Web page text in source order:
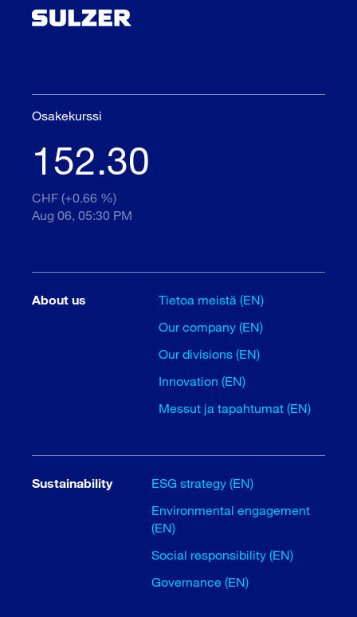
Osakekurssi
152.30
CHF (+0.66 %)
Aug 06, 05:30 PM
About us
Tietoa meistä (EN)
Our company (EN)
Our divisions (EN)
Innovation (EN)
Messut ja tapahtumat (EN)
Sustainability
ESG strategy (EN)
Environmental engagement
(EN)
Social responsibility (EN)
Governance (EN)